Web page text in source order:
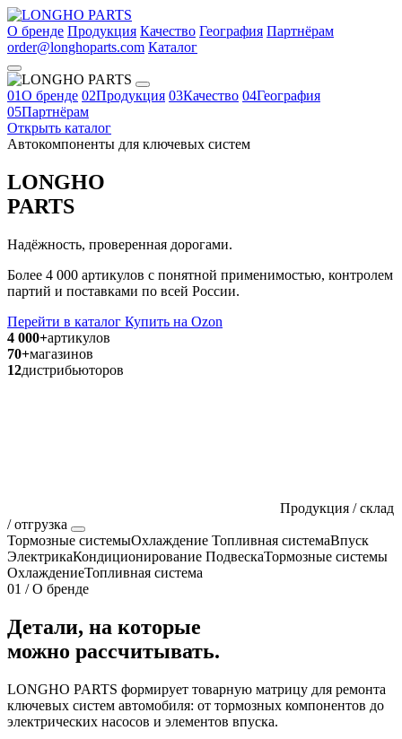
О бренде Продукция Качество География Партнёрам
order@longhoparts.com Каталог
01О бренде 02Продукция 03Качество 04География
05Партнёрам
Открыть каталог
Автокомпоненты для ключевых систем
LONGHO
PARTS
Надёжность, проверенная дорогами.
Более 4 000 артикулов с понятной применимостью, контролем
партий и поставками по всей России.
Перейти в каталог Купить на Ozon
4 000+артикулов
70+магазинов
12дистрибьюторов
Продукция / склад
/ отгрузка
Тормозные системыОхлаждение Топливная системаВпуск
ЭлектрикаКондиционирование ПодвескаТормозные системы
ОхлаждениеТопливная система
01 / О бренде
Детали, на которые
можно рассчитывать.
LONGHO PARTS формирует товарную матрицу для ремонта
ключевых систем автомобиля: от тормозных компонентов до
электрических насосов и элементов впуска.